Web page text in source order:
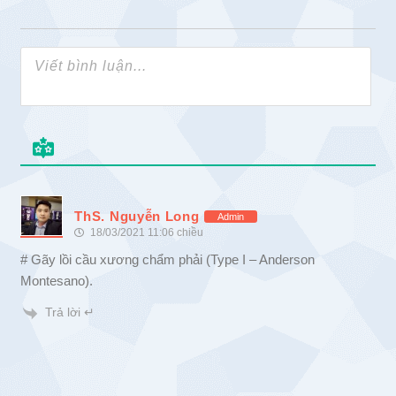
ThS. Nguyễn Long Admin
18/03/2021 11:06 chiều
# Gãy lồi cầu xương chẩm phải (Type I – Anderson
Montesano).
Trả lời ↵